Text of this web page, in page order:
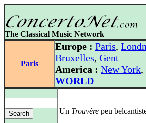
The Classical Music Network
Paris
Europe : Paris, Londn
Bruxelles, Gent
America : New York,
WORLD
Un Trouvère peu